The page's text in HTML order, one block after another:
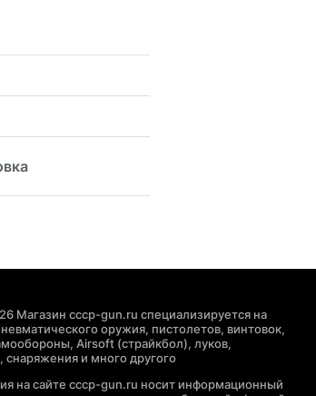
Магазин cccp-gun.ru специализируется на
оружия, пистолетов, винтовок,
Airsoft (страйкбол), луков,
снаряжения и много другого
на сайте cccp-gun.ru носит информационный